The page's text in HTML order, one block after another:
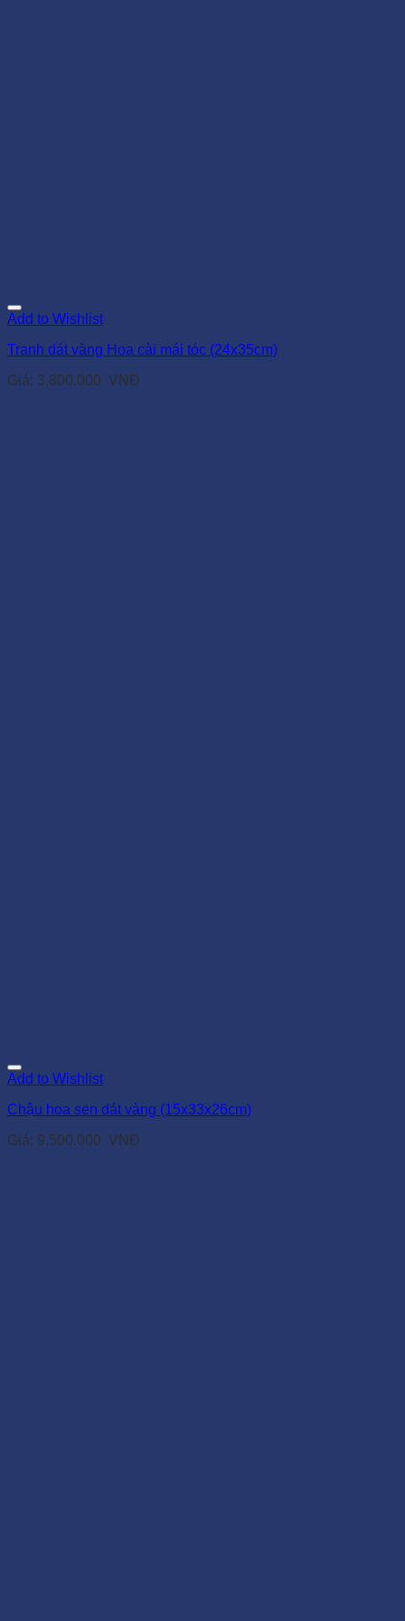
Add to Wishlist
Tranh dát vàng Hoa cài mái tóc (24x35cm)
Giá: 3.800.000 VNĐ
Add to Wishlist
Chậu hoa sen dát vàng (15x33x26cm)
Giá: 9.500.000 VNĐ